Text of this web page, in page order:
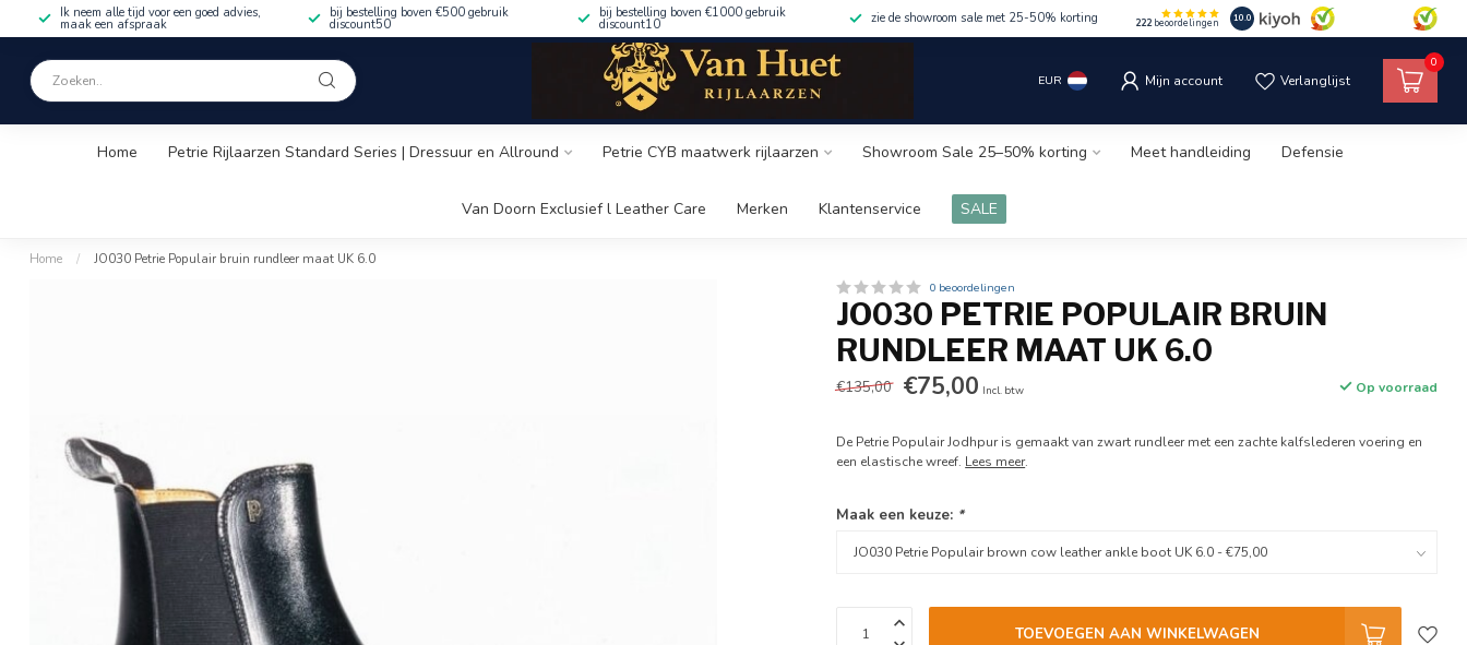
Ik neem alle tijd voor een goed advies,
maak een afspraak
bij bestelling boven €500 gebruik
discount50
bij bestelling boven €1000 gebruik
discount10 zie de showroom sale met 25-50% korting 222beoordelingen 10.0
EUR Mijn account Verlanglijst
0
Home Petrie Rijlaarzen Standard Series | Dressuur en Allround Petrie CYB maatwerk rijlaarzen Showroom Sale 25–50% korting Meet handleiding Defensie
Van Doorn Exclusief l Leather Care Merken Klantenservice SALE
Home / JO030 Petrie Populair bruin rundleer maat UK 6.0
0 beoordelingen
JO030 PETRIE POPULAIR BRUIN
RUNDLEER MAAT UK 6.0
€135,00 €75,00 Incl. btw Op voorraad
De Petrie Populair Jodhpur is gemaakt van zwart rundleer met een zachte kalfslederen voering en
een elastische wreef. Lees meer.
Maak een keuze: *
TOEVOEGEN AAN WINKELWAGEN